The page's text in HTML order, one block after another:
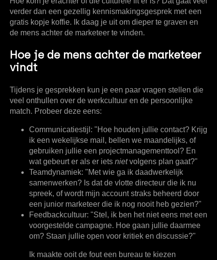
verder dan een gezellig kennismakingsgesprek met een
gratis kopje koffie. Ik daag je uit om dieper te graven en
de mens achter de marketeer te vinden.
Hoe je de mens achter de marketeer
vindt
Tijdens je gesprekken kun je een paar vragen stellen die
veel onthullen over de werkcultuur en de persoonlijke
match. Probeer deze eens:
Communicatiestijl: "Hoe houden jullie contact? Krijg
ik een wekelijkse mail, bellen we maandelijks, of
gebruiken jullie een projectmanagementtool? En
wat gebeurt er als er iets nietvolgens plan gaat?"
Teamdynamiek: "Met wie ga ik daadwerkelijk
samenwerken? Is dat de vlotte directeur die ik nu
spreek, of wordt mijn account straks beheerd door
een junior marketeer die ik nog nooit heb gezien?"
Feedbackcultuur: "Stel, ik ben het niet eens met een
voorgestelde campagne. Hoe gaan jullie daarmee
om? Staan jullie open voor kritiek en discussie?"
Ik maakte ooit de fout een bureau te kiezen